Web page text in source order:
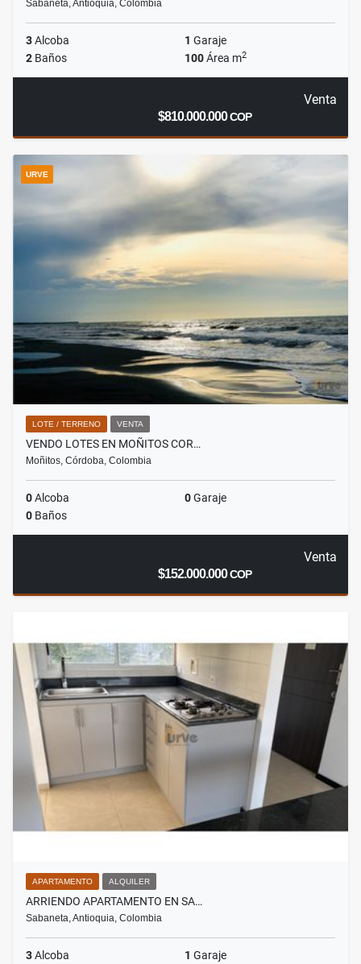
Sabaneta, Antioquia, Colombia
3Alcoba 1 Garaje
2 Baños 100Área m2
Venta
$810.000.000COP
URVE
LOTE / TERRENO VENTA
VENDO LOTES EN MOÑITOS COR…
Moñitos, Córdoba, Colombia
0Alcoba 0Garaje
0 Baños
Venta
$152.000.000COP
APARTAMENTO ALQUILER
ARRIENDO APARTAMENTO EN SA…
Sabaneta, Antioquia, Colombia
3Alcoba 1 Garaje